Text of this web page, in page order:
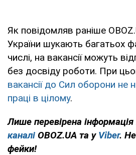
Як повідомляв раніше
України шукають багатьох
числі, на вакансії можуть
без досвіду роботи. При
вакансії до Сил оборони не
праці в цілому.
Лише перевірена
каналі OBOZ.UA та у Viber.
фейки!